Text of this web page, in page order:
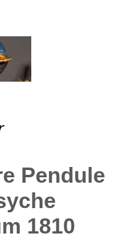
Pendule
1810